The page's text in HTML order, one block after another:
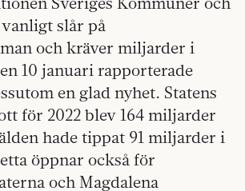
slår på
och kräver miljarder i
10 januari rapporterade
en glad nyhet. Statens
för 2022 blev 164 miljarder
hade tippat 91 miljarder i
öppnar också för
och Magdalena